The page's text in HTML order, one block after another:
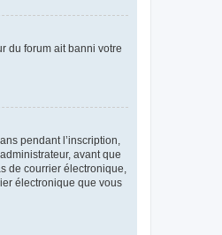
du forum ait banni votre
pendant l’inscription,
avant que
de courrier électronique,
électronique que vous